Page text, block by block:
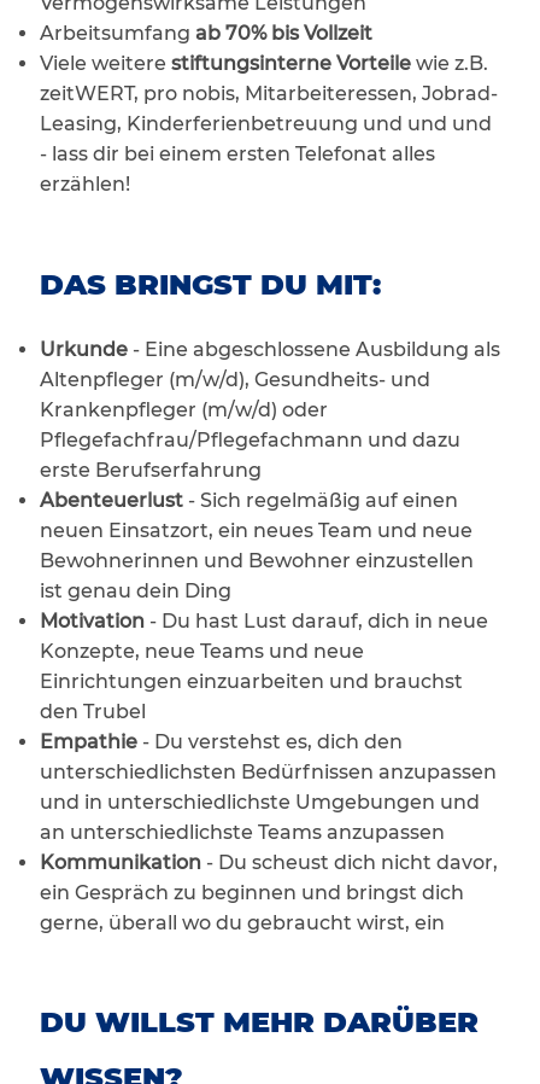
Arbeitsumfang ab 70% bis Vollzeit
Viele weitere stiftungsinterne Vorteilewie z.B.
zeitWERT, pro nobis, Mitarbeiteressen, Jobrad-
Leasing, Kinderferienbetreuung und und und
- lass dir bei einem ersten Telefonat alles
erzählen!
DAS BRINGST DU MIT:
Urkunde - Eine abgeschlossene Ausbildung als
Altenpfleger (m/w/d), Gesundheits- und
Krankenpfleger (m/w/d) oder
Pflegefachfrau/Pflegefachmann und dazu
erste Berufserfahrung
Abenteuerlust - Sich regelmäßig auf einen
neuen Einsatzort, ein neues Team und neue
Bewohnerinnen und Bewohner einzustellen
ist genau dein Ding
Motivation - Du hast Lust darauf, dich in neue
Konzepte, neue Teams und neue
Einrichtungen einzuarbeiten und brauchst
den Trubel
Empathie - Du verstehst es, dich den
unterschiedlichsten Bedürfnissen anzupassen
und in unterschiedlichste Umgebungen und
an unterschiedlichste Teams anzupassen
Kommunikation - Du scheust dich nicht davor,
ein Gespräch zu beginnen und bringst dich
gerne, überall wo du gebraucht wirst, ein
DU WILLST MEHR DARÜBER